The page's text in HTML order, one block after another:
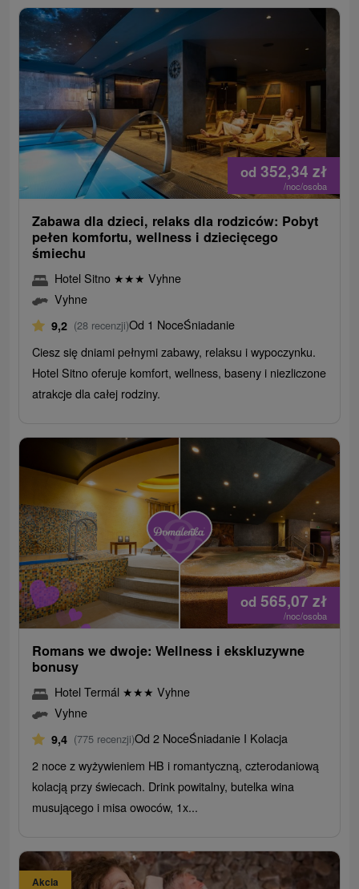
od 352,34 zł
/noc/osoba
Zabawa dla dzieci, relaks dla rodziców: Pobyt
pełen komfortu, wellness i dziecięcego
śmiechu
Hotel Sitno ★★★ Vyhne
Vyhne
9,2 (28 recenzji)Od 1 NoceŚniadanie
Ciesz się dniami pełnymi zabawy, relaksu i wypoczynku.
Hotel Sitno oferuje komfort, wellness, baseny i niezliczone
atrakcje dla całej rodziny.
od 565,07 zł
/noc/osoba
Romans we dwoje: Wellness i ekskluzywne
bonusy
Hotel Termál ★★★ Vyhne
Vyhne
9,4 (775 recenzji)Od 2 NoceŚniadanie I Kolacja
2 noce z wyżywieniem HB i romantyczną, czterodaniową
kolacją przy świecach. Drink powitalny, butelka wina
musującego i misa owoców, 1x...
Akcia